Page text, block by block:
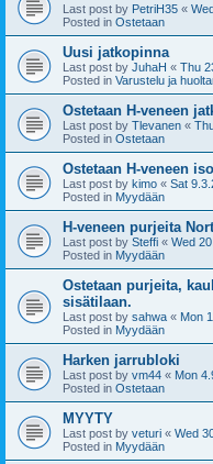
Last post by PetriH35 «
Posted in Ostetaan
Uusi jatkopinna
Last post by JuhaH « Thu
Posted in Varustelu ja
Ostetaan H-veneen
Last post by Tlevanen «
Posted in Ostetaan
Ostetaan H-veneen
Last post by kimo « Sat
Posted in Myydään
H-veneen purjeita
Last post by Steffi « Wed
Posted in Myydään
Ostetaan purjeita,
sisätilaan.
Last post by sahwa « Mon
Posted in Myydään
Harken jarrubloki
Last post by vm44 « Mon
Posted in Ostetaan
MYYTY
Last post by veturi « Wed
Posted in Myydään